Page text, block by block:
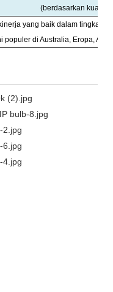
(berdasarkan
yang baik dalam tingkat
populer di Australia, Eropa,